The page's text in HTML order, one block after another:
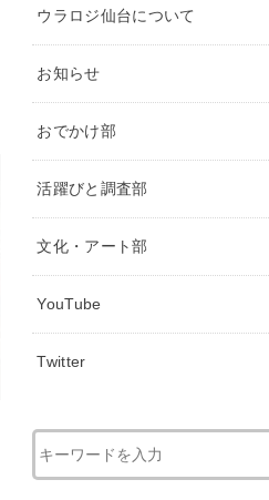
ウラロジ仙台について
お知らせ
おでかけ部
活躍びと調査部
文化・アート部
YouTube
Twitter